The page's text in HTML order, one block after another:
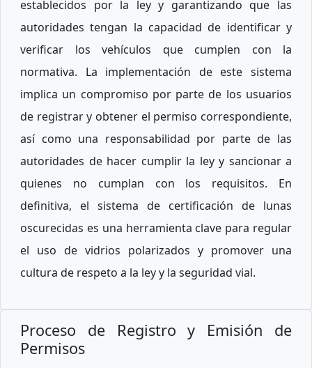
establecidos por la ley y garantizando que las
autoridades tengan la capacidad de identificar y
verificar los vehículos que cumplen con la
normativa. La implementación de este sistema
implica un compromiso por parte de los usuarios
de registrar y obtener el permiso correspondiente,
así como una responsabilidad por parte de las
autoridades de hacer cumplir la ley y sancionar a
quienes no cumplan con los requisitos. En
definitiva, el sistema de certificación de lunas
oscurecidas es una herramienta clave para regular
el uso de vidrios polarizados y promover una
cultura de respeto a la ley y la seguridad vial.
Proceso de Registro y Emisión de
Permisos